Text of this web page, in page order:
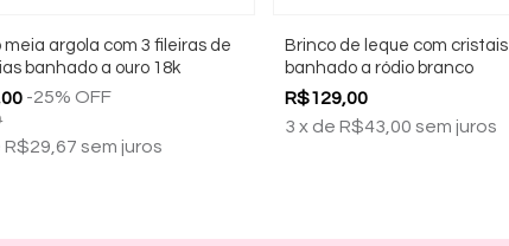
meia argola com 3 fileiras de
banhado a ouro 18k
-25% OFF
R$29,67 sem juros
Brinco de leque com cristais
banhado a ródio branco
R$129,00
3 x de R$43,00 sem juros